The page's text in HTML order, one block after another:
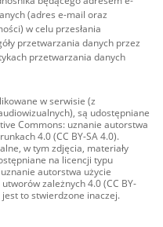
(adres e-mail oraz
w celu przesłania
przetwarzania danych przez
przetwarzania danych
w serwisie (z
są udostępniane
Commons: uznanie autorstwa
4.0 (CC BY-SA 4.0).
w tym zdjęcia, materiały
na licencji typu
autorstwa użycie
zależnych 4.0 (CC BY-
jest to stwierdzone inaczej.